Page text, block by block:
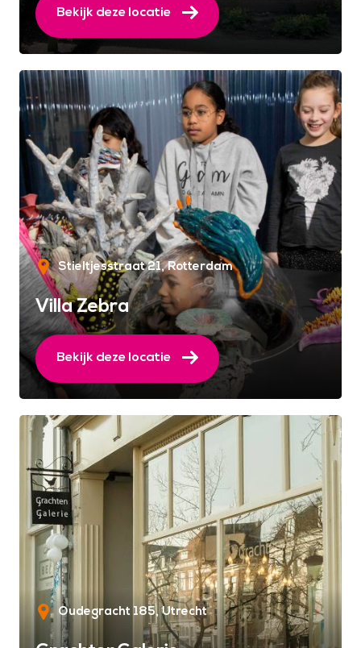
Bekijk deze locatie
Stieltjesstraat 21 Rotterdam
Villa Zebra
Bekijk deze locatie
Oudegracht 185 Utrecht